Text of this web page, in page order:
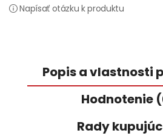
Napísať otázku k produktu
Popis a vlastnosti
Hodnotenie
Rady